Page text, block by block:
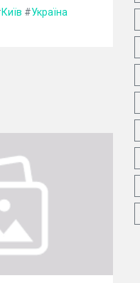
Київ #Україна